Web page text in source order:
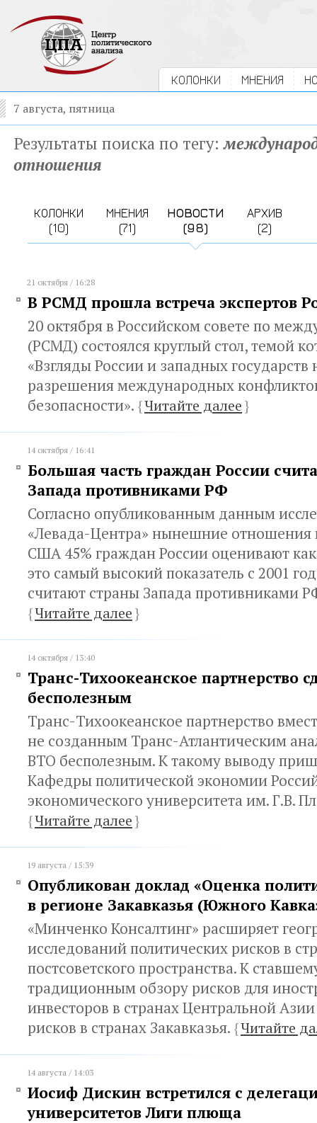
КОЛОНКИ МНЕНИЯ
7 августа, пятница
Результаты поиска по тегу:
отношения
КОЛОНКИ
(10)
МНЕНИЯ
(71)
НОВОСТИ
(98)
АРХИВ
(2)
21 октября / 16:28
В РСМД прошла встреча экспертов
20 октября в Российском совете по
(РСМД) состоялся круглый стол, темой
«Взгляды России и западных
разрешения международных
безопасности». {Читайте далее}
14 октября / 16:41
Большая часть граждан России
Запада противниками РФ
Согласно опубликованным данным
«Левада-Центра» нынешние отношения
США 45% граждан России оценивают
это самый высокий показатель с 2001
считают страны Запада противниками
{Читайте далее}
14 октября / 13:40
Транс-Тихоокеанское партнерство
бесполезным
Транс-Тихоокеанское партнерство
не созданным Транс-Атлантическим
ВТО бесполезным. К такому выводу
Кафедры политической экономии
экономического университета им. Г.В.
{Читайте далее}
19 августа / 15:39
Опубликован доклад «Оценка
в регионе Закавказья (Южного
«Минченко Консалтинг» расширяет
исследований политических рисков в
постсоветского пространства. К
традиционным обзору рисков для
инвесторов в странах Центральной
рисков в странах Закавказья. {Читайте
14 августа / 14:03
Иосиф Дискин встретился с
университетов Лиги плюща